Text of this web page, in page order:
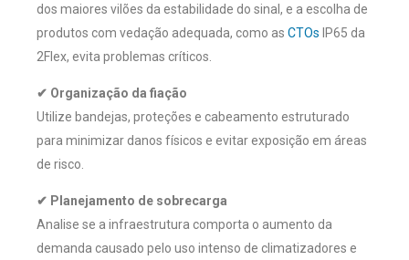
dos maiores vilões da estabilidade do sinal, e a escolha de
produtos com vedação adequada, como as CTOs IP65 da
2Flex, evita problemas críticos.
✔ Organização da fiação
Utilize bandejas, proteções e cabeamento estruturado
para minimizar danos físicos e evitar exposição em áreas
de risco.
✔ Planejamento de sobrecarga
Analise se a infraestrutura comporta o aumento da
demanda causado pelo uso intenso de climatizadores e